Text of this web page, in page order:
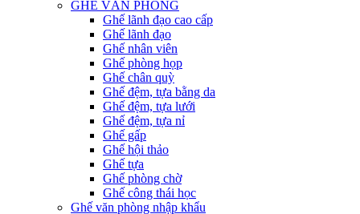
GHẾ VĂN PHÒNG
Ghế lãnh đạo cao cấp
Ghế lãnh đạo
Ghế nhân viên
Ghế phòng họp
Ghế chân quỳ
Ghế đệm, tựa bằng da
Ghế đệm, tựa lưới
Ghế đệm, tựa nỉ
Ghế gấp
Ghế hội thảo
Ghế tựa
Ghế phòng chờ
Ghế công thái học
Ghế văn phòng nhập khẩu